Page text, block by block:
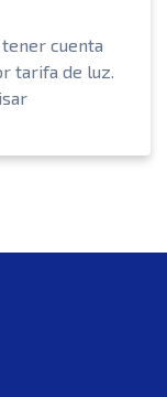
cuenta
tarifa de luz.